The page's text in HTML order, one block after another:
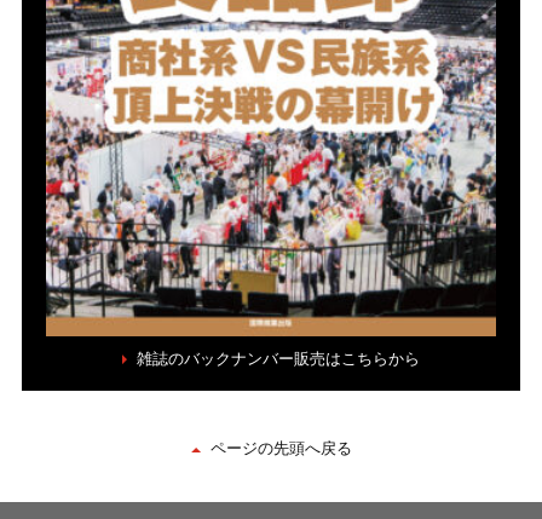
雑誌のバックナンバー販売はこちらから
ページの先頭へ戻る